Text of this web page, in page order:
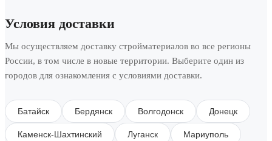
Условия доставки
Мы осуществляем доставку стройматериалов во все регионы
России, в том числе в новые территории. Выберите один из
городов для ознакомления с условиями доставки.
Батайск Бердянск Волгодонск Донецк
Каменск-Шахтинский Луганск Мариуполь